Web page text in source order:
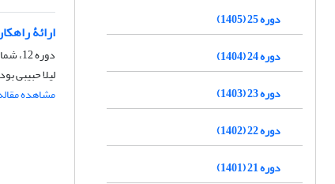
ارائۀ
دوره 12، شماره 4، زمستان 1392، صفحه
لیلا حبیبی
مشاهده
دوره 25 (1405)
دوره 24 (1404)
دوره 23 (1403)
دوره 22 (1402)
دوره 21 (1401)